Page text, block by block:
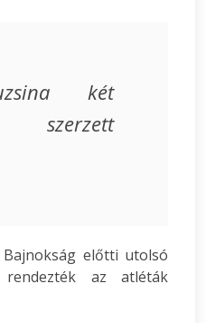
két
szerzett
előtti utolsó
rendezték az atléták